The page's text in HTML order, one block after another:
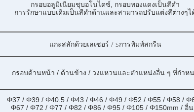
กรอบอลูมิเนียมชุบอโนไดซ์, กรอบทองแดงเป็นสีดำ
การรักษาแบบเดิมเป็นสีดำด้านและสามารถปรับแต่งสีต่างๆไ
แกะสลักด้วยเลเซอร์ / sการพิมพ์สกรีน
กรอบด้านหน้า / ด้านข้าง / วงแหวนและตำแหน่งอื่น ๆ ที่กำห
Φ37 / Φ39 / Φ40.5 / Φ43 / Φ46 / Φ49 / Φ52 / Φ55 / Φ58 /
Φ67 / Φ72 / Φ77 / Φ82 / Φ86 / Φ95 / Φ105 / Φ150mm / อื่น